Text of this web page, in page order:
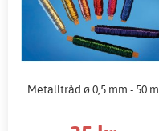
Metalltråd ø 0,5 mm - 50 m